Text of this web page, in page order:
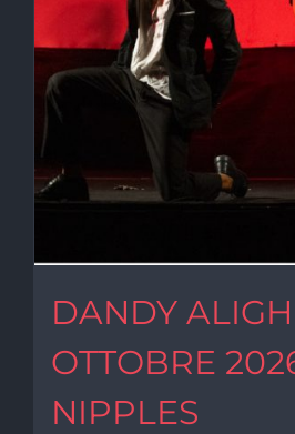
DANDY
OTTOBRE
NIPPLES